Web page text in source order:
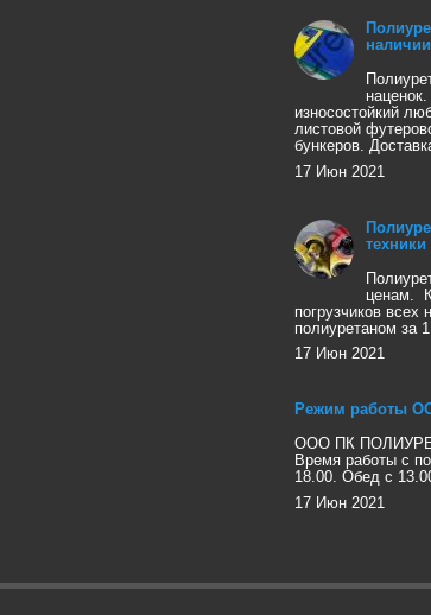
износостойкий
листовой
бункеров.
17 Июн 2021
техники
ценам.
погрузчиков всех
полиуретаном за
17 Июн 2021
Режим работы
ООО ПК
Время работы с
18.00. Обед с
17 Июн 2021